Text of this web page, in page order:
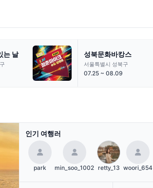
공연
'
포시
DDP 건축투어
서울특별시 중구
01.01 ~ 12.31
인기 여행러
park min_soo_1002 retty_13 woori_654